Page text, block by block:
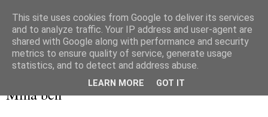
Mina ben
This site uses cookies from Google to deliver its services
and to analyze traffic. Your IP address and user-agent are
shared with Google along with performance and security
metrics to ensure quality of service, generate usage
statistics, and to detect and address abuse.
LEARN MORE GOT IT